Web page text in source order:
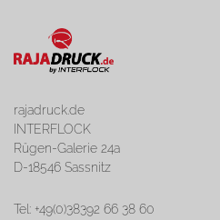
rajadruck.de
INTERFLOCK
Rügen-Galerie 24a
D-18546 Sassnitz
Tel: +49(0)38392 66 38 60